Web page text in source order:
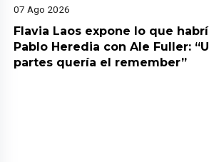
07 Ago 2026
Flavia Laos expone lo que
Pablo Heredia con Ale Fuller:
partes quería el remember”